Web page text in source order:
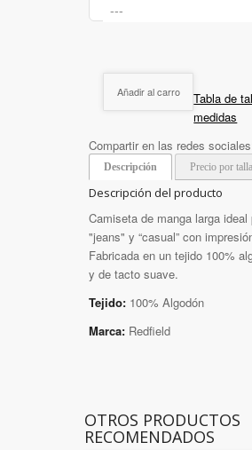
Añadir al carro
Tabla de
medidas
Compartir en las redes
Descripción Precio por talla
Descripción del producto
Camiseta de manga larga ideal
"jeans" y “casual” con
Fabricada en un tejido 100%
y de tacto suave.
Tejido: 100% Algodón
Marca: Redfield
OTROS PRODUCTOS
RECOMENDADOS